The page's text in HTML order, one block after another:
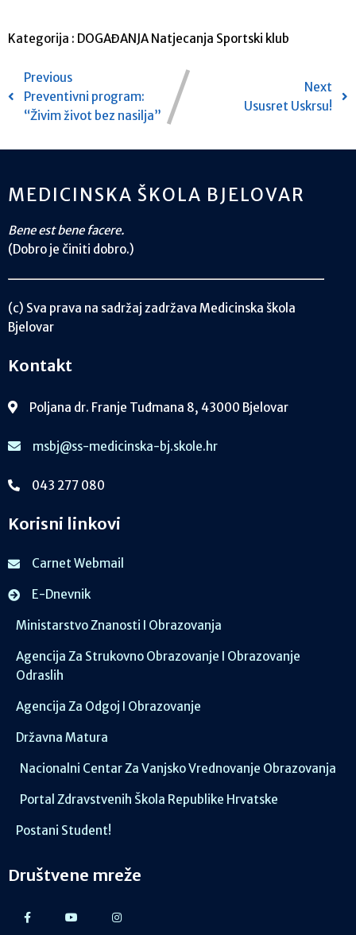
Kategorija : DOGAĐANJA Natjecanja Sportski klub
Previous
Preventivni program:
“Živim život bez nasilja”
Next
Ususret Uskrsu!
MEDICINSKA ŠKOLA BJELOVAR
Bene est bene facere.
(Dobro je činiti dobro.)
(c) Sva prava na sadržaj zadržava Medicinska škola
Bjelovar
Kontakt
Poljana dr. Franje Tuđmana 8, 43000 Bjelovar
msbj@ss-medicinska-bj.skole.hr
043 277 080
Korisni linkovi
Carnet Webmail
E-Dnevnik
Ministarstvo Znanosti I Obrazovanja
Agencija Za Strukovno Obrazovanje I Obrazovanje
Odraslih
Agencija Za Odgoj I Obrazovanje
Državna Matura
Nacionalni Centar Za Vanjsko Vrednovanje Obrazovanja
Portal Zdravstvenih Škola Republike Hrvatske
Postani Student!
Društvene mreže